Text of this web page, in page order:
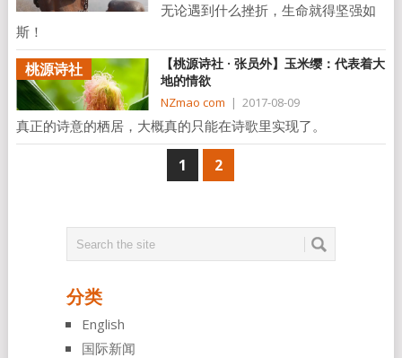
无论遇到什么挫折，生命就得坚强如
斯！
桃源诗社
【桃源诗社 · 张员外】玉米缨：代表着大
地的情欲
NZmao com | 2017-08-09
真正的诗意的栖居，大概真的只能在诗歌里实现了。
1 2
分类
English
国际新闻